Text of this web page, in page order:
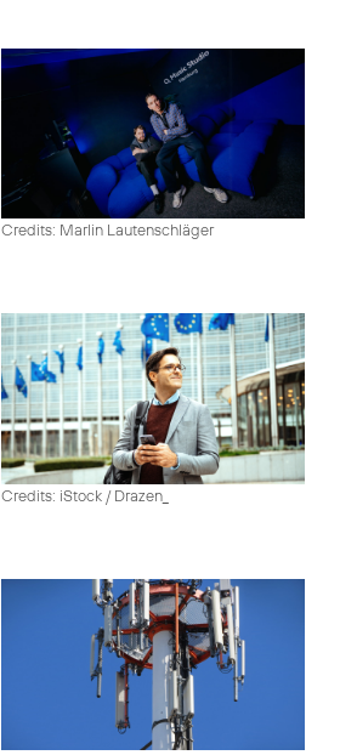
Credits: Marlin Lautenschläger
Credits: iStock / Drazen_